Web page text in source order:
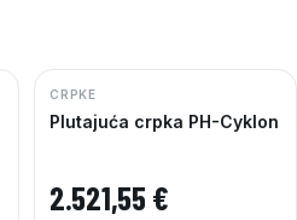
CRPKE
Plutajuća crpka PH-Cyklon
2.521,55 €